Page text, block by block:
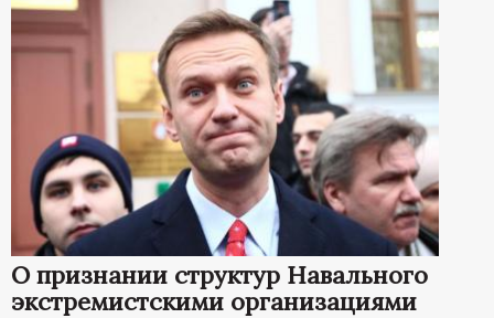
О признании структур Навального
экстремистскими организациями